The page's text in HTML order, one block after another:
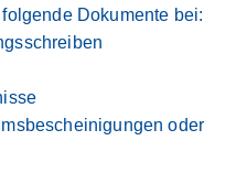
Dokumente bei:
oder